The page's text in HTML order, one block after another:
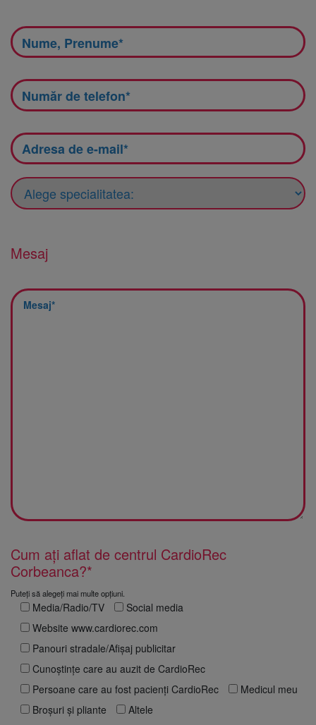
Mesaj
Cum ați aflat de centrul CardioRec
Corbeanca?*
Puteți să alegeți mai multe opțiuni.
Media/Radio/TV
Social media
Website www.cardiorec.com
Panouri stradale/Afișaj publicitar
Cunoștințe care au auzit de CardioRec
Persoane care au fost pacienți CardioRec
Medicul meu
Broșuri și pliante
Altele